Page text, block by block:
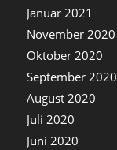
Januar 2021
November 2020
Oktober 2020
September 2020
August 2020
Juli 2020
Juni 2020